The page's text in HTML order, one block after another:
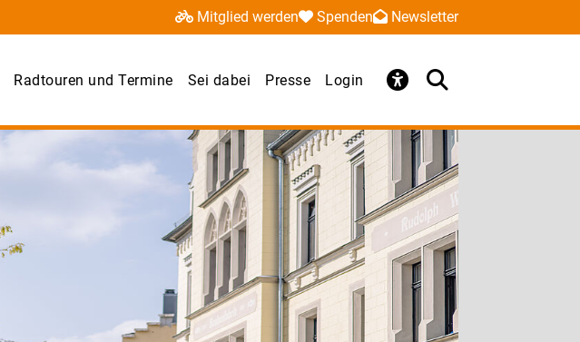
Mitglied werden Spenden Newsletter
Radtouren und Termine Sei dabei Presse Login